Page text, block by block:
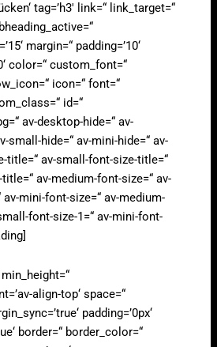
tag=’h3′ link=“ link_target=“
margin=“ padding=’10‘
color=“ custom_font=“
icon=“ font=“
id=“
av-desktop-hide=“ av-
small-hide=“ av-mini-hide=“ av-
title=“ av-small-font-size-title=“
av-medium-font-size=“ av-
mini-font-size=“ av-medium-
font-size-1=“ av-mini-font-
align-top‘ space=“
padding=’0px‘
border=“ border_color=“